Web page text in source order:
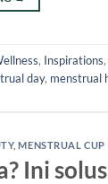
, Inspirations,
day, menstrual
,MENSTRUAL CUP
Ini